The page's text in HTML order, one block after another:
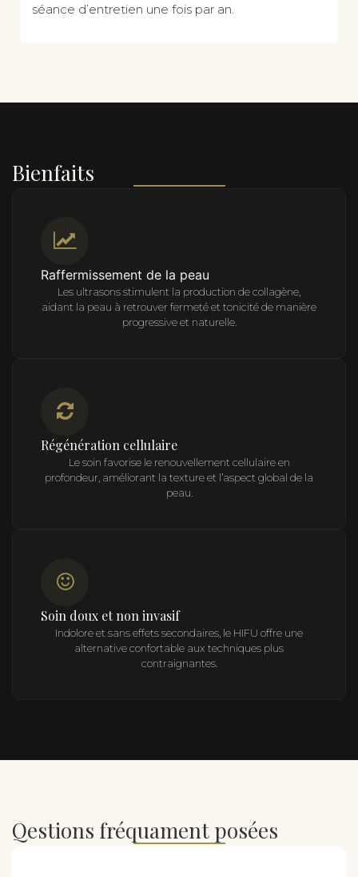
séance d’entretien une fois par an.
Bienfaits
Raffermissement de la peau
Les ultrasons stimulent la production de collagène,
aidant la peau à retrouver fermeté et tonicité de manière
progressive et naturelle.
Régénération cellulaire
Le soin favorise le renouvellement cellulaire en
profondeur, améliorant la texture et l’aspect global de la
peau.
Soin doux et non invasif
Indolore et sans effets secondaires, le HIFU offre une
alternative confortable aux techniques plus
contraignantes.
Qestions fréquament posées